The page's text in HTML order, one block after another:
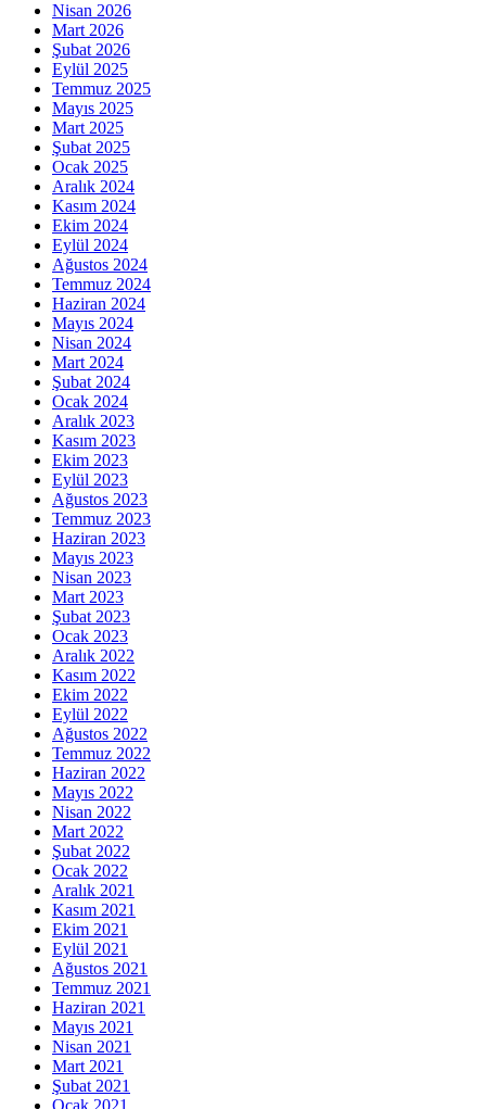
Nisan 2026
Mart 2026
Şubat 2026
Eylül 2025
Temmuz 2025
Mayıs 2025
Mart 2025
Şubat 2025
Ocak 2025
Aralık 2024
Kasım 2024
Ekim 2024
Eylül 2024
Ağustos 2024
Temmuz 2024
Haziran 2024
Mayıs 2024
Nisan 2024
Mart 2024
Şubat 2024
Ocak 2024
Aralık 2023
Kasım 2023
Ekim 2023
Eylül 2023
Ağustos 2023
Temmuz 2023
Haziran 2023
Mayıs 2023
Nisan 2023
Mart 2023
Şubat 2023
Ocak 2023
Aralık 2022
Kasım 2022
Ekim 2022
Eylül 2022
Ağustos 2022
Temmuz 2022
Haziran 2022
Mayıs 2022
Nisan 2022
Mart 2022
Şubat 2022
Ocak 2022
Aralık 2021
Kasım 2021
Ekim 2021
Eylül 2021
Ağustos 2021
Temmuz 2021
Haziran 2021
Mayıs 2021
Nisan 2021
Mart 2021
Şubat 2021